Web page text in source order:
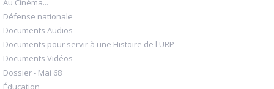
Au Cinéma...
Défense nationale
Documents Audios
Documents pour servir à une Histoire de l'URP
Documents Vidéos
Dossier - Mai 68
Éducation